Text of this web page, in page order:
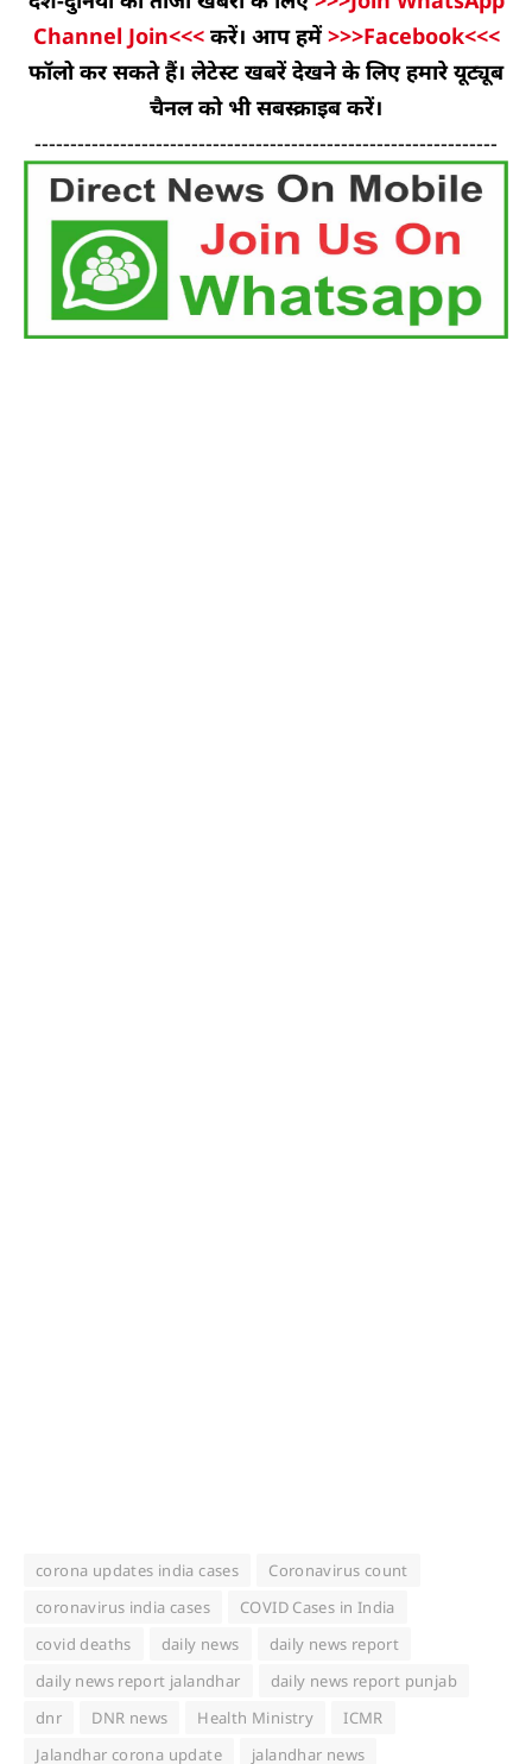
Channel Join<<< करें। आप हमें>>>Facebook<<<
फॉलो कर सकते हैं। लेटेस्ट खबरें देखने के लिए हमारे यूट्यूब
चैनल को भी सबस्क्राइब करें।
-----------------------------------------------------------------
corona updates india cases
Coronavirus count
coronavirus india cases
COVID Cases in India
covid deaths
daily news
daily news report
daily news report jalandhar
daily news report punjab
dnr
DNR news Health Ministry
ICMR
Jalandhar corona update
jalandhar news